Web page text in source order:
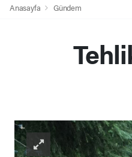
Anasayfa Gündem